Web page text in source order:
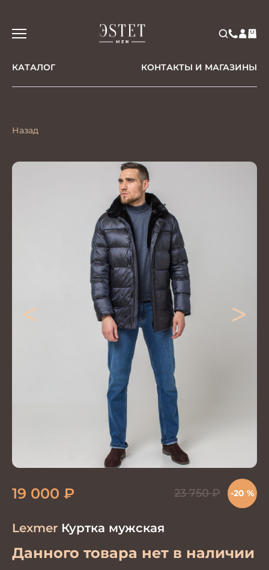
КАТАЛОГ КОНТАКТЫ И МАГАЗИНЫ
Назад
< >
Lexmer Куртка мужская
Данного товара нет в наличии
19 000 ₽ 23 750₽ -20 %